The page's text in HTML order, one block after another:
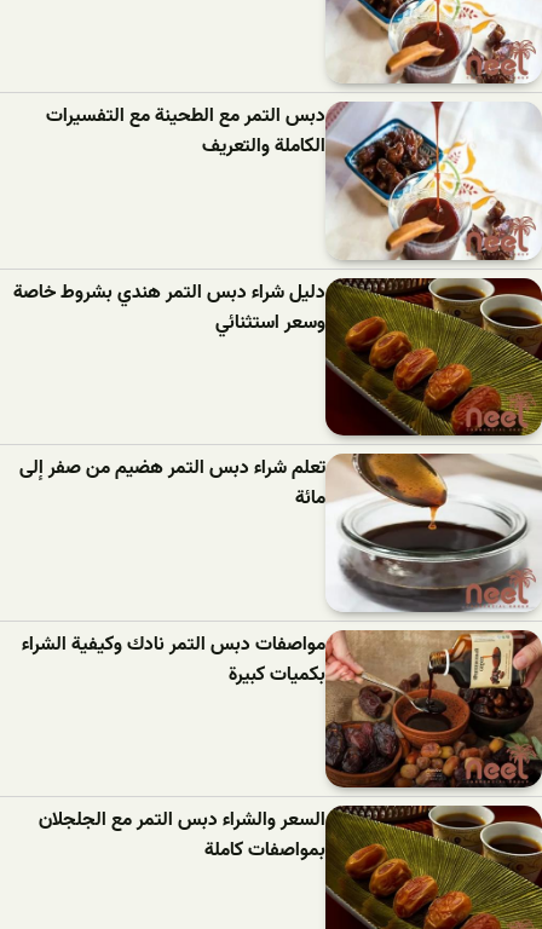
دبس التمر مع الطحينة مع التفسيرات
الكاملة والتعريف
دليل شراء دبس التمر هندي بشروط خاصة
وسعر استثنائي
تعلم شراء دبس التمر هضيم من صفر إلى
مائة
مواصفات دبس التمر نادك وكيفية الشراء
بكميات كبيرة
السعر والشراء دبس التمر مع الجلجلان
بمواصفات كاملة